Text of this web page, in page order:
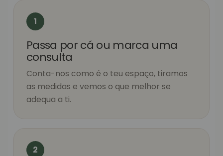
1
Passa por cá ou marca uma
consulta
Conta-nos como é o teu espaço, tiramos
as medidas e vemos o que melhor se
adequa a ti.
2